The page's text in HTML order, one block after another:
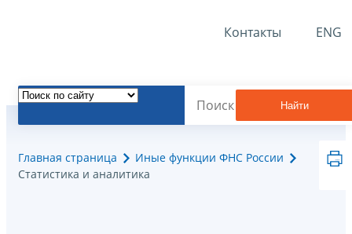
Контакты ENG
Найти
Главная страница
Иные функции ФНС России
Статистика и аналитика